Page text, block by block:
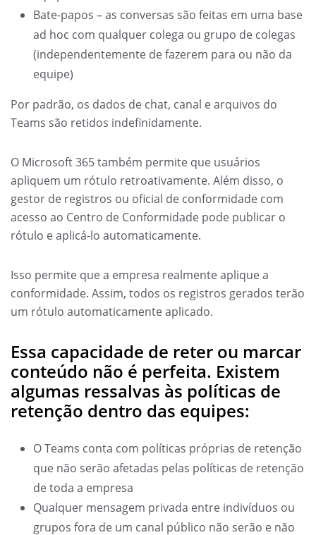
Bate-papos – as conversas são feitas em uma base
ad hoc com qualquer colega ou grupo de colegas
(independentemente de fazerem para ou não da
equipe)
Por padrão, os dados de chat, canal e arquivos do
Teams são retidos indefinidamente.
O Microsoft 365 também permite que usuários
apliquem um rótulo retroativamente. Além disso, o
gestor de registros ou oficial de conformidade com
acesso ao Centro de Conformidade pode publicar o
rótulo e aplicá-lo automaticamente.
Isso permite que a empresa realmente aplique a
conformidade. Assim, todos os registros gerados terão
um rótulo automaticamente aplicado.
Essa capacidade de reter ou marcar
conteúdo não é perfeita. Existem
algumas ressalvas às políticas de
retenção dentro das equipes:
O Teams conta com políticas próprias de retenção
que não serão afetadas pelas políticas de retenção
de toda a empresa
Qualquer mensagem privada entre indivíduos ou
grupos fora de um canal público não serão e não